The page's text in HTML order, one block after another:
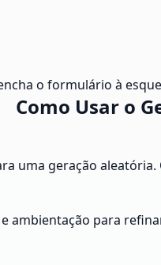
o formulário à
Como Usar o
uma geração
ambientação para